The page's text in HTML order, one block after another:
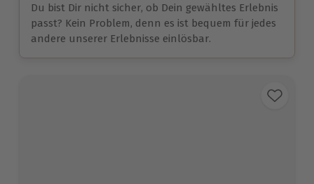
Du bist Dir nicht sicher, ob Dein gewähltes Erlebnis
passt? Kein Problem, denn es ist bequem für jedes
andere unserer Erlebnisse einlösbar.